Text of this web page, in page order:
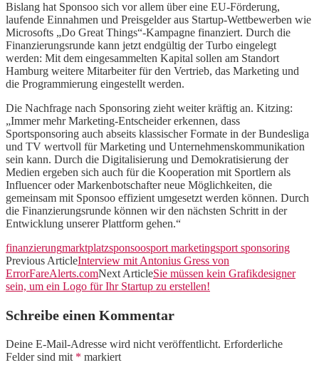
Bislang hat Sponsoo sich vor allem über eine EU-Förderung,
laufende Einnahmen und Preisgelder aus Startup-Wettbewerben wie
Microsofts „Do Great Things“-Kampagne finanziert. Durch die
Finanzierungsrunde kann jetzt endgültig der Turbo eingelegt
werden: Mit dem eingesammelten Kapital sollen am Standort
Hamburg weitere Mitarbeiter für den Vertrieb, das Marketing und
die Programmierung eingestellt werden.
Die Nachfrage nach Sponsoring zieht weiter kräftig an. Kitzing:
„Immer mehr Marketing-Entscheider erkennen, dass
Sportsponsoring auch abseits klassischer Formate in der Bundesliga
und TV wertvoll für Marketing und Unternehmenskommunikation
sein kann. Durch die Digitalisierung und Demokratisierung der
Medien ergeben sich auch für die Kooperation mit Sportlern als
Influencer oder Markenbotschafter neue Möglichkeiten, die
gemeinsam mit Sponsoo effizient umgesetzt werden können. Durch
die Finanzierungsrunde können wir den nächsten Schritt in der
Entwicklung unserer Plattform gehen.“
finanzierungmarktplatzsponsoosport marketingsport sponsoring
Previous ArticleInterview mit Antonius Gress von
ErrorFareAlerts.comNext ArticleSie müssen kein Grafikdesigner
sein, um ein Logo für Ihr Startup zu erstellen!
Schreibe einen Kommentar
Deine E-Mail-Adresse wird nicht veröffentlicht. Erforderliche
Felder sind mit * markiert